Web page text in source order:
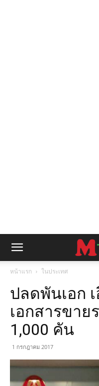
หน้าแรก ในประเทศ
ปลดพันเอก
เอกสารขาย
1,000 คัน
1 กรกฎาคม 2017